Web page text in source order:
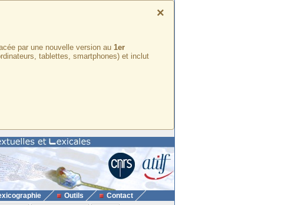
×
par une nouvelle version au 1er
tablettes, smartphones) et inclut
Outils Contact